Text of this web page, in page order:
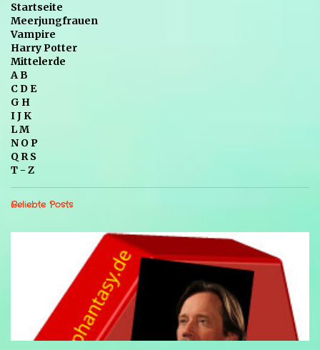
Startseite
Meerjungfrauen
Vampire
Harry Potter
Mittelerde
A B
C D E
G H
I J K
L M
N O P
Q R S
T - Z
Beliebte Posts